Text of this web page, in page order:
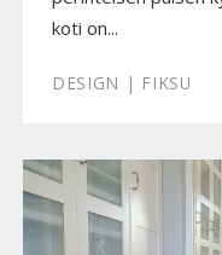
koti on...
DESIGN | FIKSU